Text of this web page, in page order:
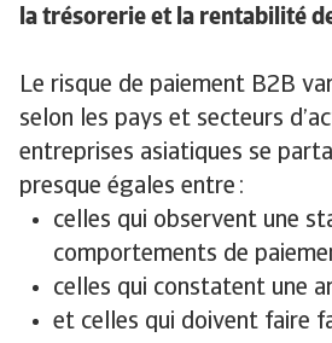
la trésorerie et la rentabilité
Le risque de paiement B2B
selon les pays et secteurs
entreprises asiatiques se
presque égales entre :
celles qui observent une
comportements de
celles qui constatent une
et celles qui doivent faire